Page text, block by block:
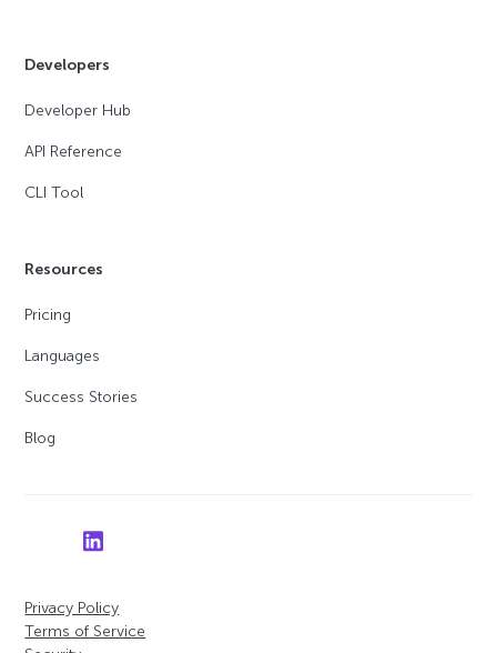
Developers
Developer Hub
API Reference
CLI Tool
Resources
Pricing
Languages
Success Stories
Blog
Privacy Policy
Terms of Service